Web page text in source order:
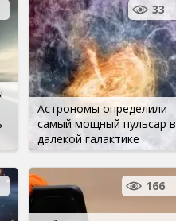
Астрономы определили
самый мощный пульсар в
далекой галактике
33
166